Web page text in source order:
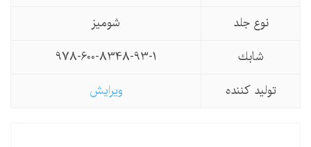
نوع جلد
شومیز
شابك
978-600-8348-93-1
تولید كننده
ویرایش